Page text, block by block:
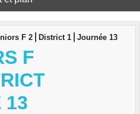
F 2⎪District 1⎪Journée 13
F
13